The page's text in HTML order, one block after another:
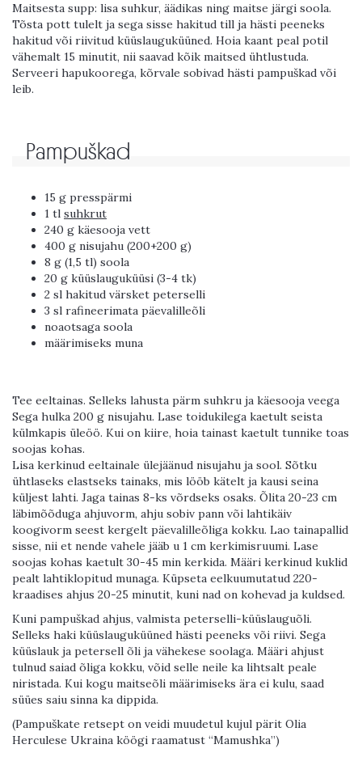
Maitsesta supp: lisa suhkur, äädikas ning maitse järgi soola.
Tõsta pott tulelt ja sega sisse hakitud till ja hästi peeneks
hakitud või riivitud küüslauguküüned. Hoia kaant peal potil
vähemalt 15 minutit, nii saavad kõik maitsed ühtlustuda.
Serveeri hapukoorega, kõrvale sobivad hästi pampuškad või
leib.
Pampuškad
15 g presspärmi
1 tl suhkrut
240 g käesooja vett
400 g nisujahu (200+200 g)
8 g (1,5 tl) soola
20 g küüslauguküüsi (3-4 tk)
2 sl hakitud värsket peterselli
3 sl rafineerimata päevalilleõli
noaotsaga soola
määrimiseks muna
Tee eeltainas. Selleks lahusta pärm suhkru ja käesooja veega
Sega hulka 200 g nisujahu. Lase toidukilega kaetult seista
külmkapis üleöö. Kui on kiire, hoia tainast kaetult tunnike toas
soojas kohas.
Lisa kerkinud eeltainale ülejäänud nisujahu ja sool. Sõtku
ühtlaseks elastseks tainaks, mis lööb kätelt ja kausi seina
küljest lahti. Jaga tainas 8-ks võrdseks osaks. Õlita 20-23 cm
läbimõõduga ahjuvorm, ahju sobiv pann või lahtikäiv
koogivorm seest kergelt päevalilleõliga kokku. Lao tainapallid
sisse, nii et nende vahele jääb u 1 cm kerkimisruumi. Lase
soojas kohas kaetult 30-45 min kerkida. Määri kerkinud kuklid
pealt lahtiklopitud munaga. Küpseta eelkuumutatud 220-
kraadises ahjus 20-25 minutit, kuni nad on kohevad ja kuldsed.
Kuni pampuškad ahjus, valmista peterselli-küüslauguõli.
Selleks haki küüslauguküüned hästi peeneks või riivi. Sega
küüslauk ja petersell õli ja vähekese soolaga. Määri ahjust
tulnud saiad õliga kokku, võid selle neile ka lihtsalt peale
niristada. Kui kogu maitseõli määrimiseks ära ei kulu, saad
süües saiu sinna ka dippida.
(Pampuškate retsept on veidi muudetul kujul pärit Olia
Herculese Ukraina köögi raamatust “Mamushka”)